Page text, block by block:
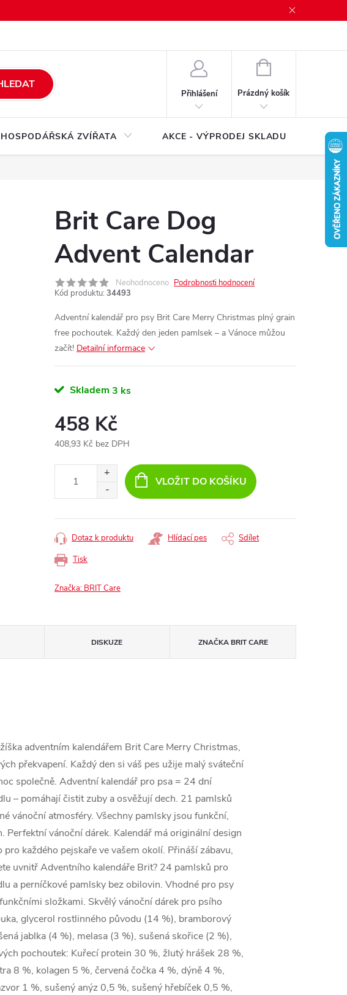
Přihlášení
NÁKUPNÍ
Prázdný košík
HOSPODÁŘSKÁ ZVÍŘATA AKCE - VÝPRODEJ SKLADU Značky
Brit Care Dog
Advent Calendar
Neohodnoceno Podrobnosti hodnocení
Kód produktu: 34493
Adventní kalendář pro psy Brit Care Merry Christmas plný grain
free pochoutek. Každý den jeden pamlsek – a Vánoce můžou
začít! Detailní informace
Skladem 3 ks
458 Kč
408,93 Kč bez DPH
VLOŽIT DO KOŠÍKU
Tisk
Dotaz k produktu Hlídací pes Sdílet
Značka: BRIT Care
DISKUZE ZNAČKABRIT CARE
adventním kalendářem Brit Care Merry Christmas,
překvapení. Každý den si váš pes užije malý sváteční
společně. Adventní kalendář pro psa = 24 dní
– pomáhají čistit zuby a osvěžují dech. 21 pamlsků
vánoční atmosféry. Všechny pamlsky jsou funkční,
vánoční dárek. Kalendář má originální design
každého pejskaře ve vašem okolí. Přináší zábavu,
uvnitř Adventního kalendáře Brit? 24 pamlsků pro
a perníčkové pamlsky bez obilovin. Vhodné pro psy
složkami. Skvělý vánoční dárek pro psího
glycerol rostlinného původu (14 %), bramborový
jablka (4 %), melasa (3 %), sušená skořice (2 %),
pochoutek: Kuřecí protein 30 %, žlutý hrášek 28 %,
8 %, kolagen 5 %, červená čočka 4 %, dýně 4 %,
1 %, sušený anýz 0,5 %, sušený hřebíček 0,5 %,